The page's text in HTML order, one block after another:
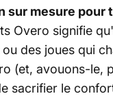
sur mesure pour
Overo signifie
des joues qui
(et, avouons-le,
sacrifier le